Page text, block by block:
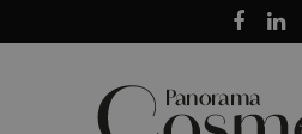
to